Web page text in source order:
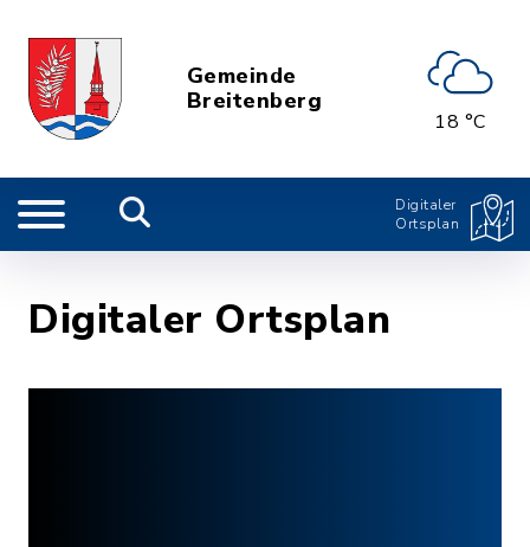
Gemeinde
Breitenberg
18 °C
Digitaler
Ortsplan
Digitaler Ortsplan